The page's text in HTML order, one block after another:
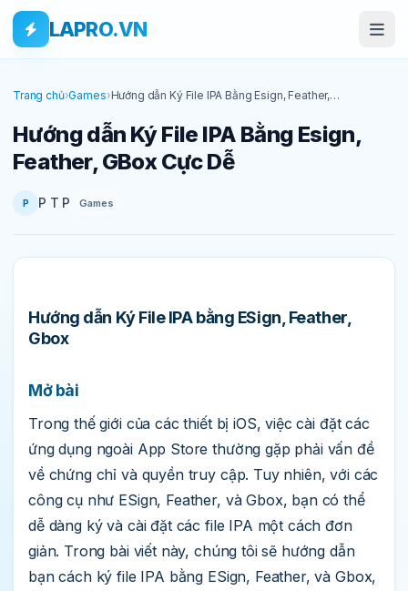
Skip to main content
Bỏ qua tới nội dung
LAPRO.VN
Trang chủ›Games›Hướng dẫn Ký File IPA Bằng Esign, Feather,
Hướng dẫn Ký File IPA Bằng Esign,
Feather, GBox Cực Dễ
P P T P Games
Hướng dẫn Ký File IPA bằng ESign, Feather,
Gbox
Mở bài
Trong thế giới của các thiết bị iOS, việc cài đặt các
ứng dụng ngoài App Store thường gặp phải vấn đề
về chứng chỉ và quyền truy cập. Tuy nhiên, với các
công cụ như ESign, Feather, và Gbox, bạn có thể
dễ dàng ký và cài đặt các file IPA một cách đơn
giản. Trong bài viết này, chúng tôi sẽ hướng dẫn
bạn cách ký file IPA bằng ESign, Feather, và Gbox,